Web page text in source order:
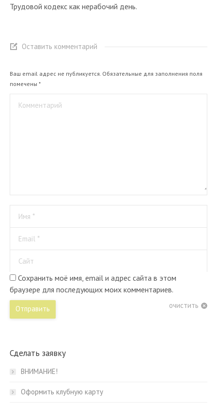
Трудовой кодекс как нерабочий день.
Оставить комментарий
Ваш email адрес не публикуется. Обязательные для заполнения поля
помечены *
Комментарий
Имя *
Email *
Сайт
Сохранить моё имя, email и адрес сайта в этом
браузере для последующих моих комментариев.
очистить
Отправить
Сделать заявку
ВНИМАНИЕ!
Оформить клубную карту